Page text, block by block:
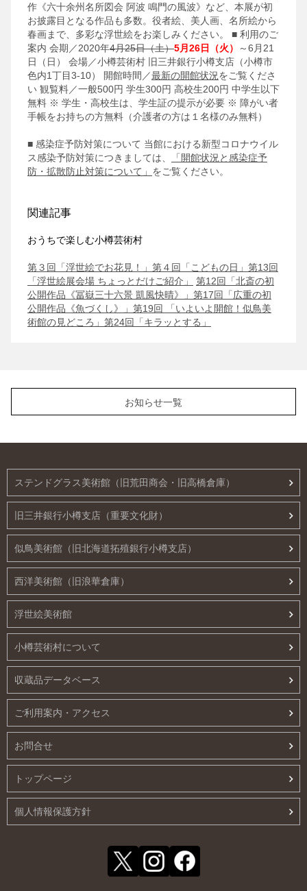
お知らせ一覧
作《六十余州名所図会 阿波 鳴門の風波》など、本展が初
お披露目となる作品も多数。役者絵、美人画、名所絵から
春画まで、多彩な浮世絵をお楽しみください。
■ 利用のご
案内 会期／2020年4月25日（土）5月26日（火）
～6月21
日（日） 会場／小樽芸術村 旧三井銀行小樽支店（小樽市
色内1丁目3-10）
開館時間／最新の開館状況をご覧くださ
い 観覧料／一般500円 学生300円 高校生200円 中学生以下
無料 ※ 学生・高校生は、学生証の提示が必要 ※ 障がい者
手帳をお持ちの方無料（介護者の方は１名様のみ無料）
■ 感染症予防対策について 当館における新型コロナウイル
ス感染予防対策につきましては、
「開館状況と感染症予
防・拡散防止対策について」 をご覧ください。
関連記事
おうちで楽しむ小樽芸術村
第３回「浮世絵でお花見！」 第４回「こどもの日」 第13回
「浮世絵展会場 ちょっとだけご紹介」
第12回「北斎の初
公開作品《冨嶽三十六景 凱風快晴》」 第17回「広重の初
公開作品《魚づくし》」 第19回 「いよいよ開館！似鳥美
術館の見どころ」 第24回「キラッとする」
ステンドグラス美術館（旧荒田商会・旧高橋倉庫）
旧三井銀行小樽支店（重要文化財）
似鳥美術館（旧北海道拓殖銀行小樽支店）
西洋美術館（旧浪華倉庫）
浮世絵美術館
小樽芸術村について
収蔵品データベース
ご利用案内・アクセス
お問合せ
トップページ
個人情報保護方針